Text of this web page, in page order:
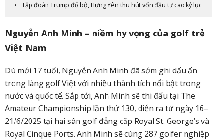
Tập đoàn Trump đổ bộ, Hưng Yên thu hút vốn đầu tư cao kỷ lục
Nguyễn Anh Minh – niềm hy vọng của golf trẻ
Việt Nam
Dù mới 17 tuổi, Nguyễn Anh Minh đã sớm ghi dấu ấn
trong làng golf Việt với nhiều thành tích nổi bật trong
nước và quốc tế. Sắp tới, Anh Minh sẽ thi đấu tại The
Amateur Championship lần thứ 130, diễn ra từ ngày 16–
21/6/2025 tại hai sân golf đẳng cấp Royal St. George’s và
Royal Cinque Ports. Anh Minh sẽ cùng 287 golfer nghiệp